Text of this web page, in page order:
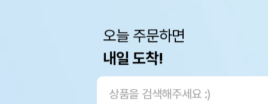
오늘 주문하면
내일 도착!